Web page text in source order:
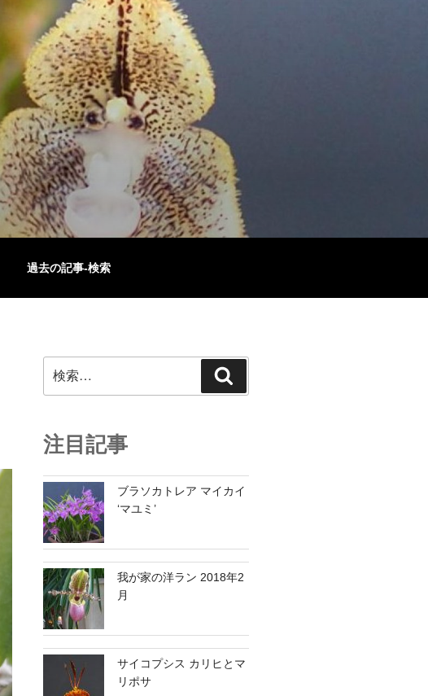
過去の記事-検索
索:
索
注目記事
ブラソカトレア マイカイ
‘マユミ’
我が家の洋ラン 2018年2
月
サイコプシス カリヒとマ
リポサ